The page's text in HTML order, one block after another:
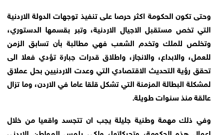
وحتى تكون الحكومة اكثر حرصا على تنفيذ توجهات الدولة الاردنية
التي تخص مستقبل الاجيال الاردنية، وتبر بقسمها الدستوري،
وتخلص للملك وتخدم الشعب فهي مطالبة بأن تسابق الزمن
للعمل، والابداع، والانجاز، واطلاق قدرات جبارة تؤدي فعلا الى
تحقق رؤية التحديث الاقتصادي التي وعدت الاردنيين بحل عملاق
لمشكلة البطالة المزمنة التي تشكل قلقا عاما في الاردن، وما تزال
عالقة منذ سنوات طويلة.
وفي ذلك مهمة وطنية جليلة يجب ان تتجسد واقعيا من خلال